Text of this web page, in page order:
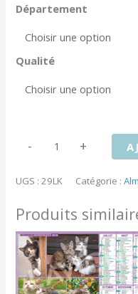
Département
Qualité
-
ET
PECHE
+
UGS :29LK Catégorie :
Produits